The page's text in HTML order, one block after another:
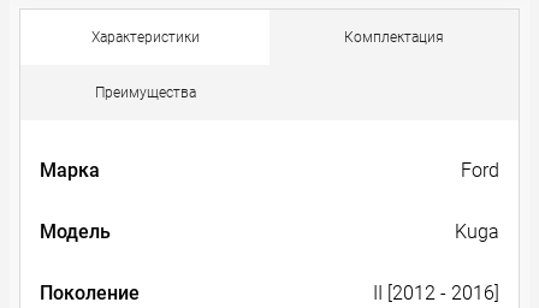
Характеристики Комплектация
Преимущества
Марка Ford
Модель Kuga
Поколение II [2012 - 2016]